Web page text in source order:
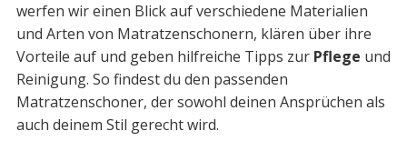
werfen wir einen Blick auf verschiedene Materialien
und Arten von Matratzenschonern, klären über ihre
Vorteile auf und geben hilfreiche Tipps zur Pflege und
Reinigung. So findest du den passenden
Matratzenschoner, der sowohl deinen Ansprüchen als
auch deinem Stil gerecht wird.